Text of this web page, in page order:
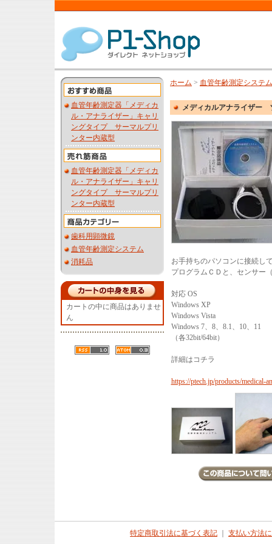
血管年齢測定器「メディカ
ル・アナライザー」キャリ
ングタイプ サーマルプリ
ンター内蔵型
血管年齢測定器「メディカ
ル・アナライザー」キャリ
ングタイプ サーマルプリ
ンター内蔵型
歯科用顕微鏡
血管年齢測定システム
消耗品
カートの中に商品はありませ
ん
ホーム > 血管年齢測定システム
メディカルアナライザー
お手持ちのパソコンに接続し
プログラムＣＤと、センサー
対応 OS
Windows XP
Windows Vista
Windows 7、8、8.1、10、11
（各32bit/64bit）
詳細はコチラ
https://ptech.jp/products/medical-
特定商取引法に基づく表記
支払い方法